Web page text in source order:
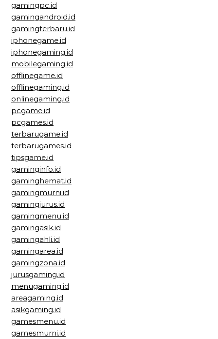
gamingpc.id
gamingandroid.id
gamingterbaru.id
iphonegame.id
iphonegaming.id
mobilegaming.id
offlinegame.id
offlinegaming.id
onlinegaming.id
pcgame.id
pcgames.id
terbarugame.id
terbarugames.id
tipsgame.id
gaminginfo.id
gaminghemat.id
gamingmurni.id
gamingjurus.id
gamingmenu.id
gamingasik.id
gamingahli.id
gamingarea.id
gamingzona.id
jurusgaming.id
menugaming.id
areagaming.id
asikgaming.id
gamesmenu.id
gamesmurni.id